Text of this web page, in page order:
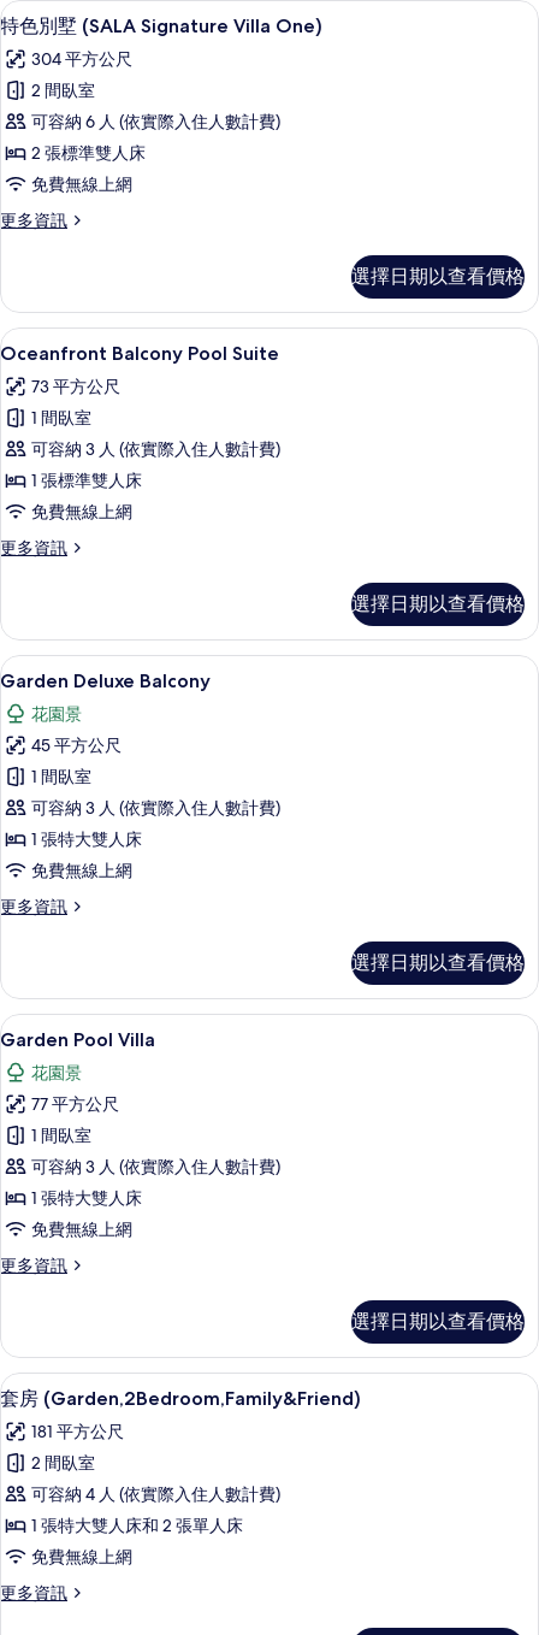
相
片
Suite
詳
情
顯
示
特
色
別
墅
(SALA
Signature
的
所
有
相
片
特色別墅 (SALA Signature Villa One)
17
特色別墅 (SALA Signature Villa One)
304 平方公尺
2 間臥室
可容納 6 人 (依實際入住人數計費)
2 張標準雙人床
免費無線上網
更多資訊
更
別
墅
(SALA
Villa
One)
詳
情
選擇日期以查看價格
顯
示
Oceanfront
Balcony
Pool
Suite
的
所
片
Oceanfront Balcony Pool Suite | 高
13
Oceanfront Balcony Pool Suite
73 平方公尺
1 間臥室
可容納 3 人 (依實際入住人數計費)
1 張標準雙人床
免費無線上網
更多資訊
更
Pool
Suite
的
情
選擇日期以查看價格
顯
示
Garden
Deluxe
Balcony
的
所
有
相
Garden Deluxe Balcony | 高級寢具、
6
Garden Deluxe Balcony
花園景
45 平方公尺
1 間臥室
可容納 3 人 (依實際入住人數計費)
1 張特大雙人床
免費無線上網
更多資訊
更
Balcony
的
詳
選擇日期以查看價格
顯
示
Garden
Pool
Villa
的
所
有
相
Garden Pool Villa | 高級寢具、迷你吧
5
Garden Pool Villa
花園景
77 平方公尺
1 間臥室
可容納 3 人 (依實際入住人數計費)
1 張特大雙人床
免費無線上網
更多資訊
更
Villa
的
詳
選擇日期以查看價格
顯
示
套
房
(Garden,2Bedroom,Family&Friend)
的
所
有
套房
9
套房 (Garden,2Bedroom,Family&Friend)
181 平方公尺
2 間臥室
可容納 4 人 (依實際入住人數計費)
1 張特大雙人床和 2 張單人床
免費無線上網
更多資訊
更